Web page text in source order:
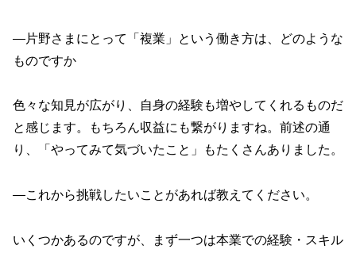
—片野さまにとって「複業」という働き方は、どのような
ものですか
色々な知見が広がり、自身の経験も増やしてくれるものだ
と感じます。もちろん収益にも繋がりますね。前述の通
り、「やってみて気づいたこと」もたくさんありました。
—これから挑戦したいことがあれば教えてください。
いくつかあるのですが、まず一つは本業での経験・スキル